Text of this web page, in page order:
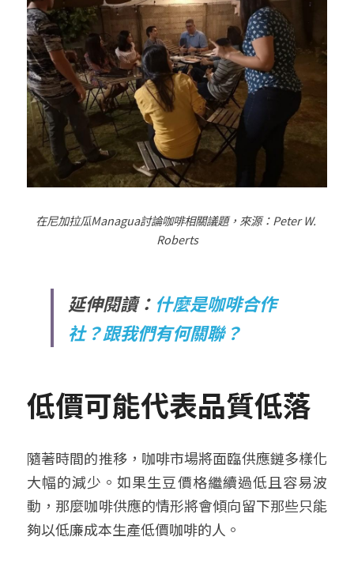
在尼加拉瓜Managua討論咖啡相關議題，來源：Peter W.
Roberts
延伸閱讀： 什麼是咖啡合作
社？跟我們有何關聯？
低價可能代表品質低落
隨著時間的推移，咖啡市場將面臨供應鏈多樣化
大幅的減少。如果生豆價格繼續過低且容易波
動，那麼咖啡供應的情形將會傾向留下那些只能
夠以低廉成本生產低價咖啡的人。